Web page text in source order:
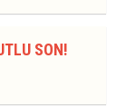
SON!